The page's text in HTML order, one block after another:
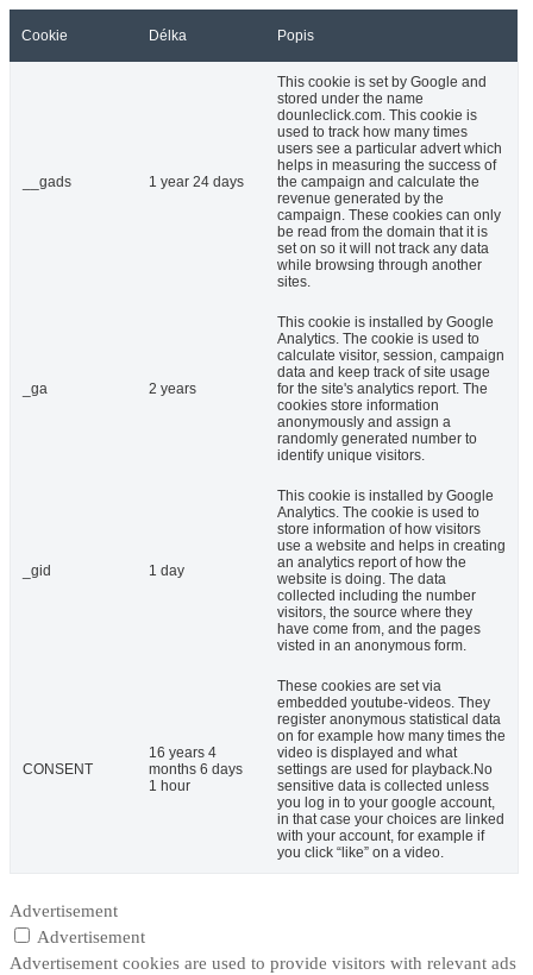
Cookie Délka Popis
__gads 1 year 24 days
This cookie is set by Google and
stored under the name
dounleclick.com. This cookie is
used to track how many times
users see a particular advert which
helps in measuring the success of
the campaign and calculate the
revenue generated by the
campaign. These cookies can only
be read from the domain that it is
set on so it will not track any data
while browsing through another
sites.
_ga 2 years
This cookie is installed by Google
Analytics. The cookie is used to
calculate visitor, session, campaign
data and keep track of site usage
for the site's analytics report. The
cookies store information
anonymously and assign a
randomly generated number to
identify unique visitors.
_gid 1 day
This cookie is installed by Google
Analytics. The cookie is used to
store information of how visitors
use a website and helps in creating
an analytics report of how the
website is doing. The data
collected including the number
visitors, the source where they
have come from, and the pages
visted in an anonymous form.
CONSENT
16 years 4
months 6 days
1 hour
These cookies are set via
embedded youtube-videos. They
register anonymous statistical data
on for example how many times the
video is displayed and what
settings are used for playback.No
sensitive data is collected unless
you log in to your google account,
in that case your choices are linked
with your account, for example if
you click “like” on a video.
Advertisement
Advertisement
Advertisement cookies are used to provide visitors with relevant ads